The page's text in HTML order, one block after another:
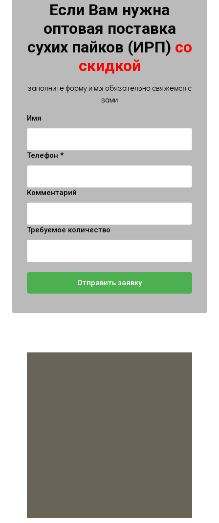
Если Вам нужна
оптовая поставка
сухих пайков (ИРП) со
скидкой
заполните форму и мы обязательно свяжемся с
вами
Имя
Телефон *
Комментарий
Требуемое количество
Отправить заявку